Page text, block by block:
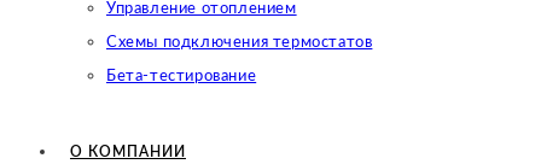
Управление отоплением
Схемы подключения термостатов
Бета-тестирование
О КОМПАНИИ